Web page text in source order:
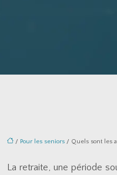
/ Pour les seniors / Quels sont les
La retraite, une période